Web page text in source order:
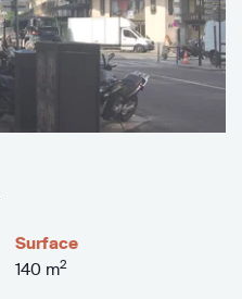
Surface
140 m2